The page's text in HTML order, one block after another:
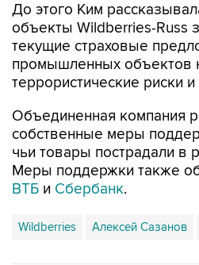
До этого Ким
объекты Wildberries-Russ
текущие страховые
промышленных объектов
террористические риски
Объединенная компания
собственные меры
чьи товары пострадали в
Меры поддержки также
ВТБ и Сбербанк.
Wildberries Алексей Сазанов